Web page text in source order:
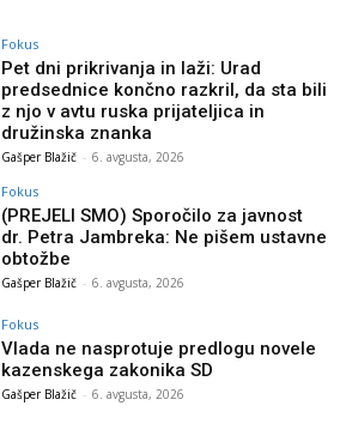
Fokus
Pet dni prikrivanja in laži: Urad
predsednice končno razkril, da sta bili
z njo v avtu ruska prijateljica in
družinska znanka
Gašper Blažič - 6. avgusta, 2026
Fokus
(PREJELI SMO) Sporočilo za javnost
dr. Petra Jambreka: Ne pišem ustavne
obtožbe
Gašper Blažič - 6. avgusta, 2026
Fokus
Vlada ne nasprotuje predlogu novele
kazenskega zakonika SD
Gašper Blažič - 6. avgusta, 2026